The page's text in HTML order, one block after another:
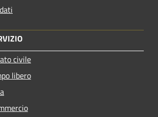
civile
libero